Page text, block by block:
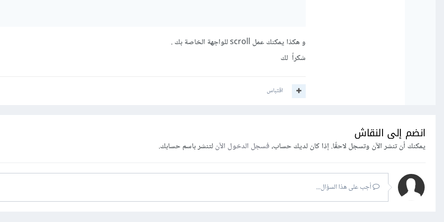
و هكذا يمكنك عمل scroll للواجهة الخاصة بك .
شكراً لك
اقتباس
انضم إلى النقاش
يمكنك أن تنشر الآن وتسجل لاحقًا. إذا كان لديك حساب،فسجل الدخول الآنلتنشر باسم حسابك.
أجب على هذا السؤال...